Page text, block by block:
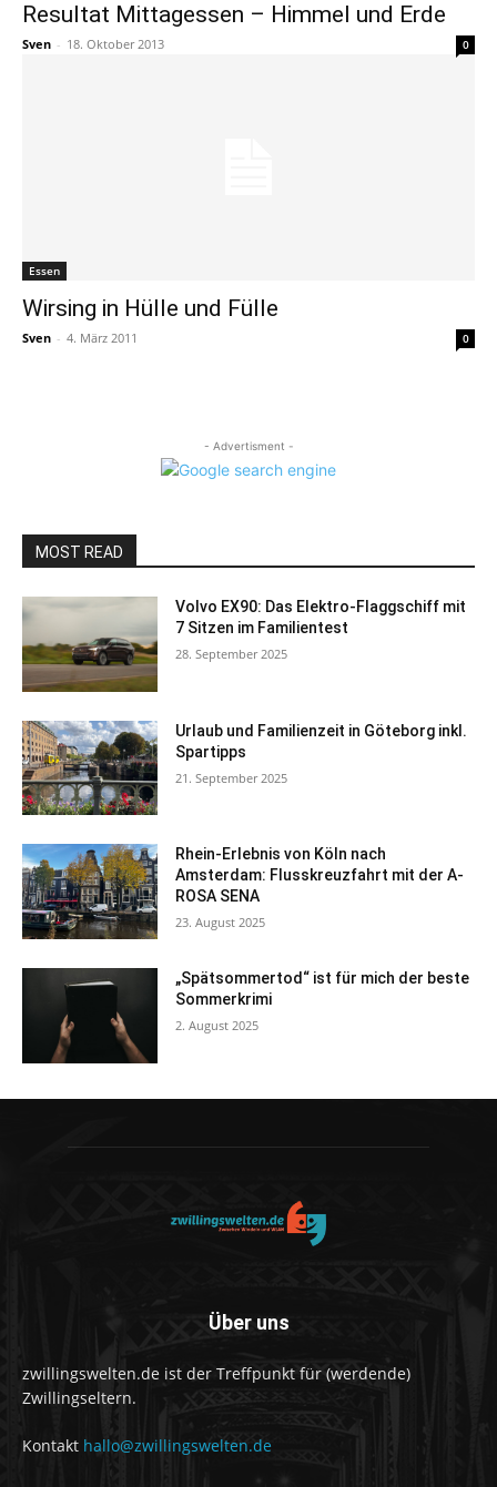
Resultat Mittagessen – Himmel und Erde
Sven - 18. Oktober 2013 0
Essen
Wirsing in Hülle und Fülle
Sven - 4. März 2011 0
- Advertisment -
MOST READ
Volvo EX90: Das Elektro-Flaggschiff mit
7 Sitzen im Familientest
28. September 2025
Urlaub und Familienzeit in Göteborg inkl.
Spartipps
21. September 2025
Rhein-Erlebnis von Köln nach
Amsterdam: Flusskreuzfahrt mit der A-
ROSA SENA
23. August 2025
„Spätsommertod“ ist für mich der beste
Sommerkrimi
2. August 2025
Über uns
zwillingswelten.de ist der Treffpunkt für (werdende)
Zwillingseltern.
Kontakt hallo@zwillingswelten.de